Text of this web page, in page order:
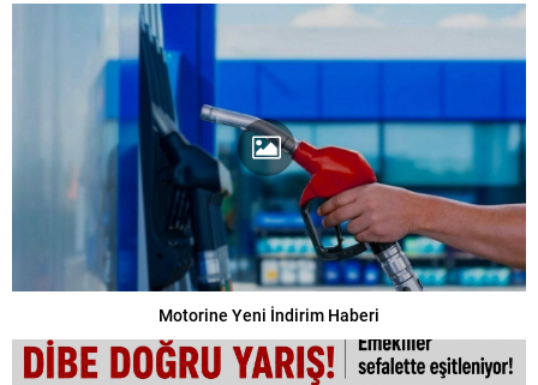
Motorine Yeni İndirim Haberi